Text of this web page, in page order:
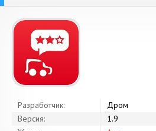
Разработчик:
Дром
Версия:
1.9